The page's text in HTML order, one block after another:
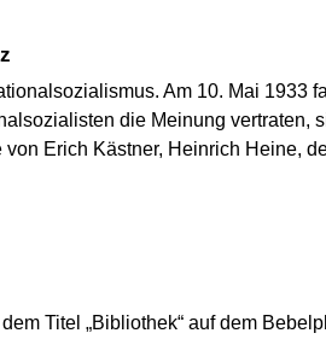
Am 10. Mai 1933
die Meinung vertraten,
Erich Kästner, Heinrich Heine,
Titel „Bibliothek“ auf dem